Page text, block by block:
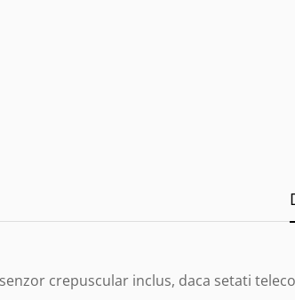
crepuscular inclus, daca setati